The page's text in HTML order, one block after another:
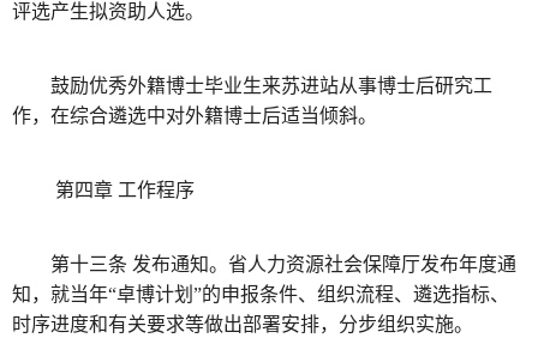
评选产生拟资助人选。
鼓励优秀外籍博士毕业生来苏进站从事博士后研究工
作，在综合遴选中对外籍博士后适当倾斜。
第四章 工作程序
第十三条 发布通知。省人力资源社会保障厅发布年度通
知，就当年“卓博计划”的申报条件、组织流程、遴选指标、
时序进度和有关要求等做出部署安排，分步组织实施。